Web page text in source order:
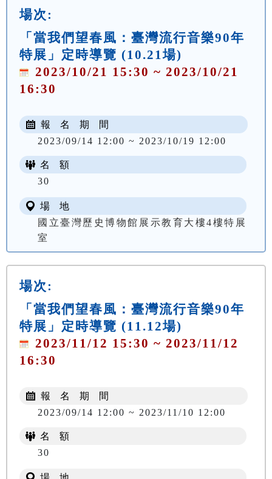
場次:
「當我們望春風：臺灣流行音樂90年
特展」定時導覽 (10.21場)
2023/10/21 15:30 ~ 2023/10/21
16:30
報 名 期 間
2023/09/14 12:00 ~ 2023/10/19 12:00
名 額
30
場 地
國立臺灣歷史博物館展示教育大樓4樓特展
室
場次:
「當我們望春風：臺灣流行音樂90年
特展」定時導覽 (11.12場)
2023/11/12 15:30 ~ 2023/11/12
16:30
報 名 期 間
2023/09/14 12:00 ~ 2023/11/10 12:00
名 額
30